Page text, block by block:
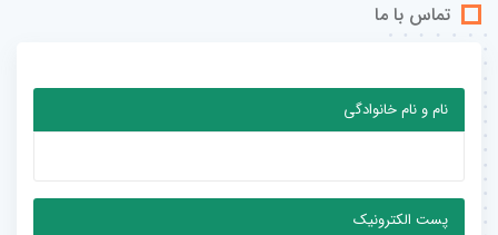
تماس با ما
نام و نام خانوادگی
پست الکترونیک